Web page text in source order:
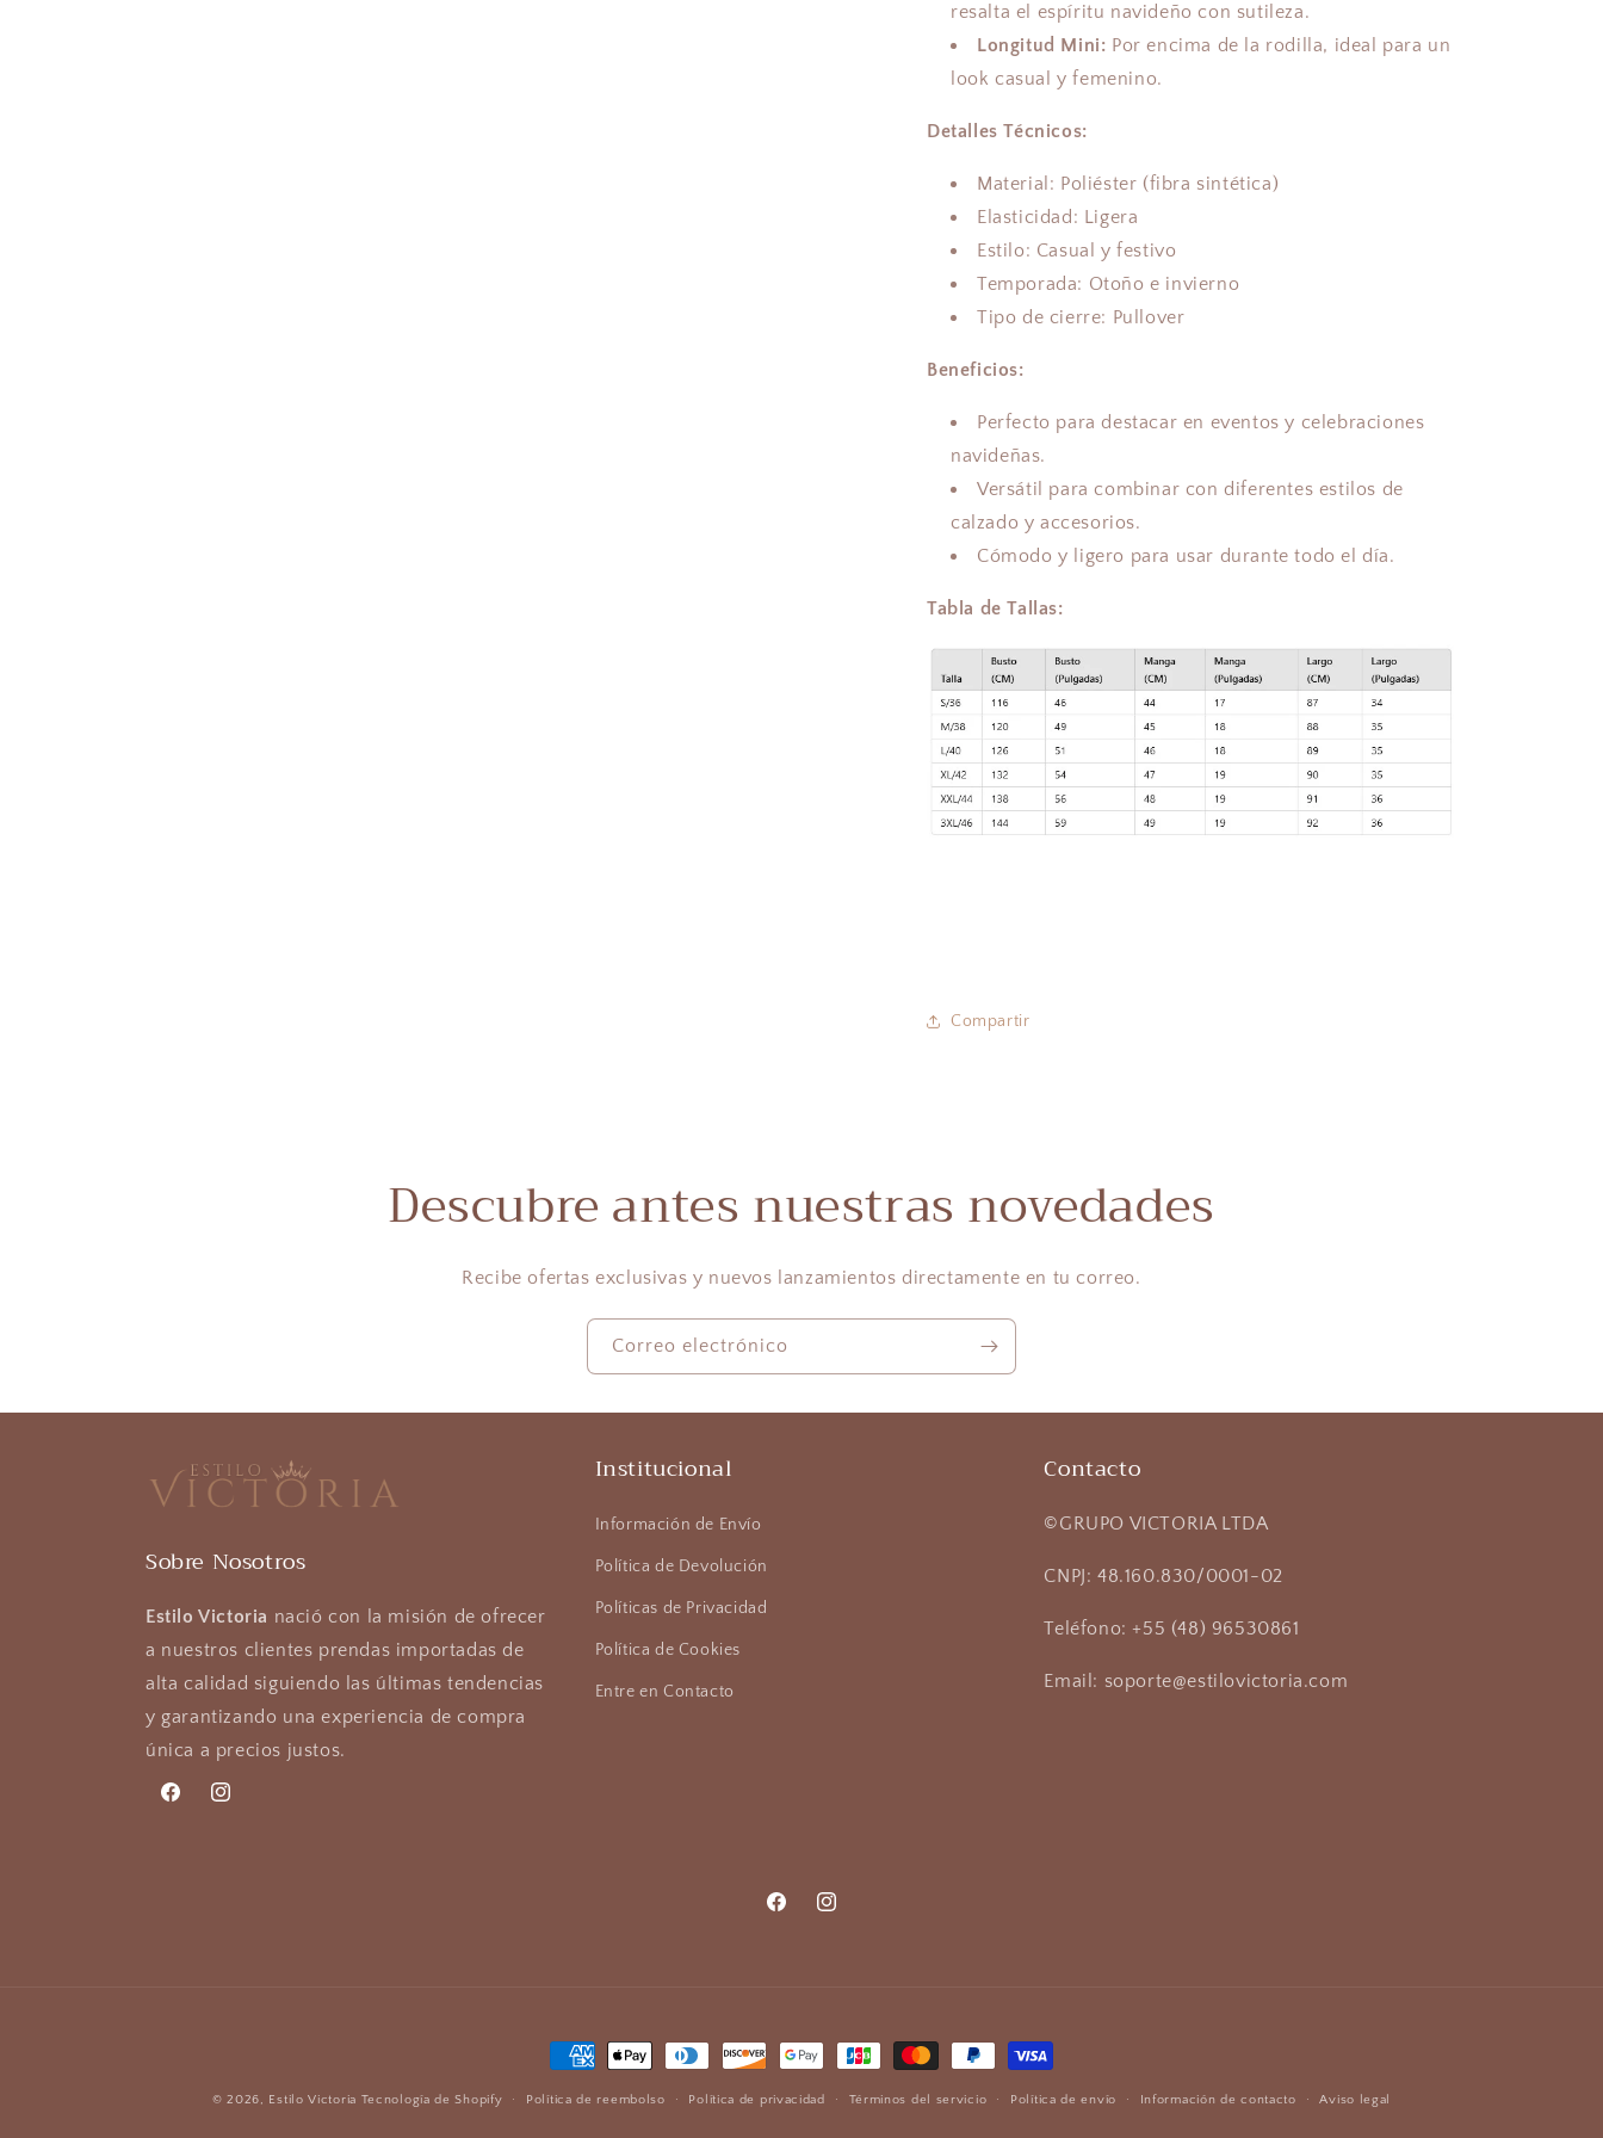
resalta el espíritu navideño con sutileza.
Longitud Mini: Por encima de la rodilla, ideal para un
look casual y femenino.
Detalles Técnicos:
Material: Poliéster (fibra sintética)
Elasticidad: Ligera
Estilo: Casual y festivo
Temporada: Otoño e invierno
Tipo de cierre: Pullover
Beneficios:
Perfecto para destacar en eventos y celebraciones
navideñas.
Versátil para combinar con diferentes estilos de
calzado y accesorios.
Cómodo y ligero para usar durante todo el día.
Tabla de Tallas:
Compartir
Descubre antes nuestras novedades
Recibe ofertas exclusivas y nuevos lanzamientos directamente en tu correo.
Correo electrónico
Sobre Nosotros
Estilo Victoria nació con la misión de ofrecer
a nuestros clientes prendas importadas de
alta calidad siguiendo las últimas tendencias
y garantizando una experiencia de compra
única a precios justos.
FacebookInstagram
Institucional
Información de Envío
Política de Devolución
Políticas de Privacidad
Política de Cookies
Entre en Contacto
Contacto
©GRUPO VICTORIA LTDA
CNPJ: 48.160.830/0001-02
Teléfono: +55 (48) 96530861
Email: soporte@estilovictoria.com
FacebookInstagram
Formas
de
© 2026, Estilo Victoria Tecnología de Shopify Política de reembolso Política de privacidad Términos del servicio Política de envío Información de contacto Aviso legal